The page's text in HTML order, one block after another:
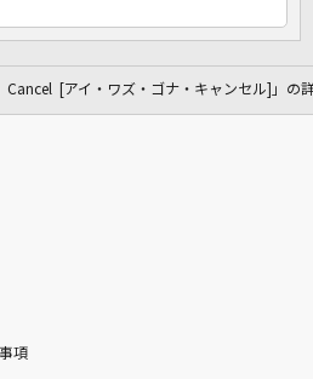
Cancel [アイ・ワズ・ゴナ・キャンセル]」の
項